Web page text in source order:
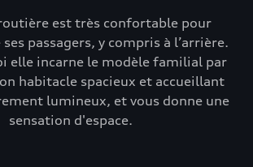
est très confortable pour
ses passagers, y compris à l’arrière.
elle incarne le modèle familial par
habitacle spacieux et accueillant
lumineux, et vous donne une
sensation d'espace.